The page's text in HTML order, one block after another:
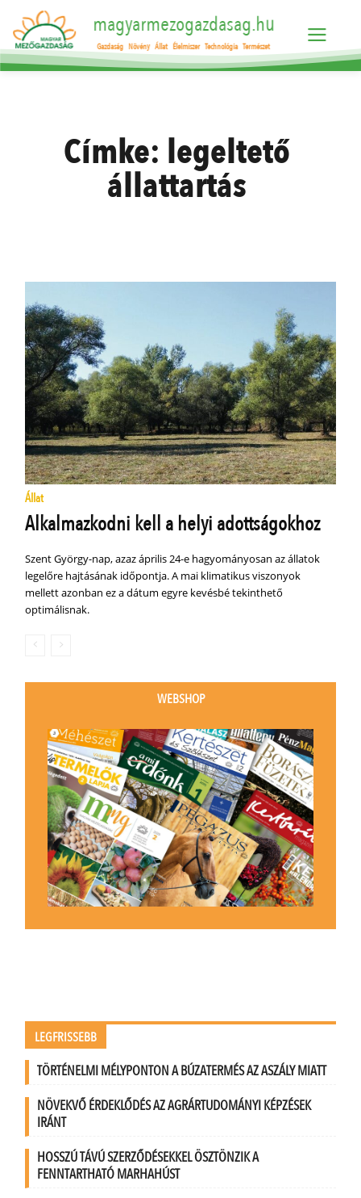
magyarmezogazdasag.hu
Gazdaság Növény Állat Élelmiszer Technológia Természet
Címke: legeltető
állattartás
Állat
Alkalmazkodni kell a helyi adottságokhoz
Szent György-nap, azaz április 24-e hagyományosan az állatok
legelőre hajtásának időpontja. A mai klimatikus viszonyok
mellett azonban ez a dátum egyre kevésbé tekinthető
optimálisnak.
WEBSHOP
LEGFRISSEBB
TÖRTÉNELMI MÉLYPONTON A BÚZATERMÉS AZ ASZÁLY MIATT
NÖVEKVŐ ÉRDEKLŐDÉS AZ AGRÁRTUDOMÁNYI KÉPZÉSEK
IRÁNT
HOSSZÚ TÁVÚ SZERZŐDÉSEKKEL ÖSZTÖNZIK A
FENNTARTHATÓ MARHAHÚST